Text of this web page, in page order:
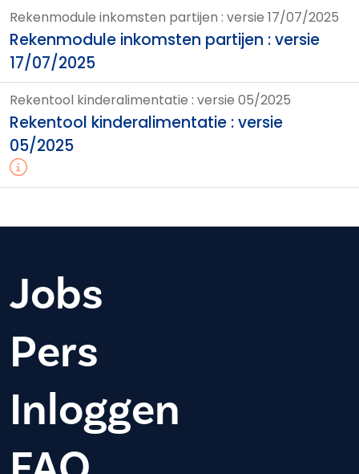
Rekenmodule inkomsten partijen : versie 17/07/2025
Rekenmodule inkomsten partijen : versie
17/07/2025
Rekentool kinderalimentatie : versie 05/2025
Rekentool kinderalimentatie : versie
05/2025
Jobs
Pers
Inloggen